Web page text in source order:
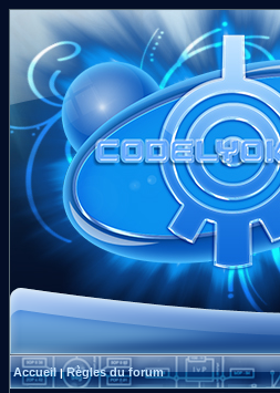
Accueil|Règles du forum